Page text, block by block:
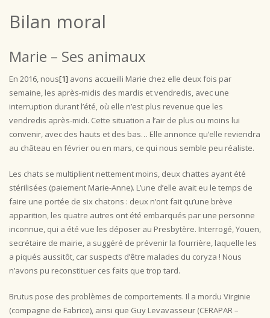
Bilan moral
Marie – Ses animaux
En 2016, nous[1] avons accueilli Marie chez elle deux fois par
semaine, les après-midis des mardis et vendredis, avec une
interruption durant l’été, où elle n’est plus revenue que les
vendredis après-midi. Cette situation a l’air de plus ou moins lui
convenir, avec des hauts et des bas… Elle annonce qu’elle reviendra
au château en février ou en mars, ce qui nous semble peu réaliste.
Les chats se multiplient nettement moins, deux chattes ayant été
stérilisées (paiement Marie-Anne). L’une d’elle avait eu le temps de
faire une portée de six chatons : deux n’ont fait qu’une brève
apparition, les quatre autres ont été embarqués par une personne
inconnue, qui a été vue les déposer au Presbytère. Interrogé, Youen,
secrétaire de mairie, a suggéré de prévenir la fourrière, laquelle les
a piqués aussitôt, car suspects d’être malades du coryza ! Nous
n’avons pu reconstituer ces faits que trop tard.
Brutus pose des problèmes de comportements. Il a mordu Virginie
(compagne de Fabrice), ainsi que Guy Levavasseur (CERAPAR –